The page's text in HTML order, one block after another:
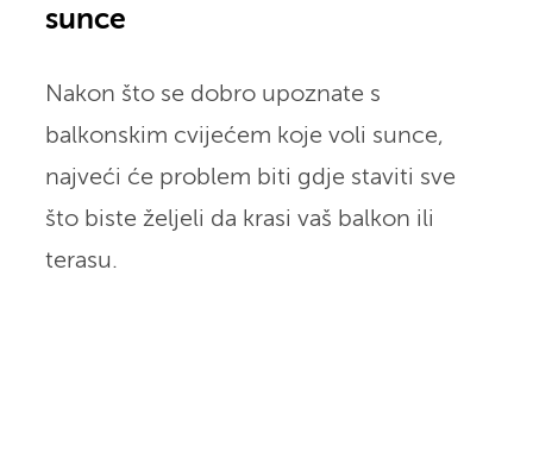
sunce
Nakon što se dobro upoznate s
balkonskim cvijećem koje voli sunce,
najveći će problem biti gdje staviti sve
što biste željeli da krasi vaš balkon ili
terasu.